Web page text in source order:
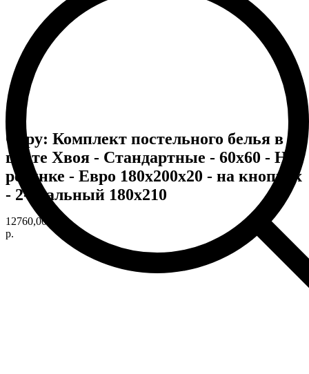
Copy: Комплект постельного белья в
цвете Хвоя - Стандартные - 60х60 - На
резинке - Евро 180х200х20 - на кнопках
- 2-спальный 180х210
12760,00
р.